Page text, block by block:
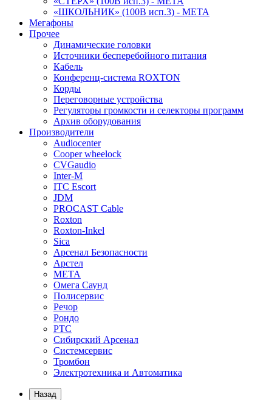
«ШКОЛЬНИК» (100В исп.3) - МЕТА
Мегафоны
Прочее
Динамические головки
Источники бесперебойного питания
Кабель
Конференц-система ROXTON
Корды
Переговорные устройства
Регуляторы громкости и селекторы программ
Архив оборудования
Производители
Audiocenter
Cooper wheelock
CVGaudio
Inter-M
ITC Escort
JDM
PROCAST Cable
Roxton
Roxton-Inkel
Sica
Арсенал Безопасности
Арстел
МЕТА
Омега Саунд
Полисервис
Речор
Рондо
РТС
Сибирский Арсенал
Системсервис
Тромбон
Электротехника и Автоматика
Назад